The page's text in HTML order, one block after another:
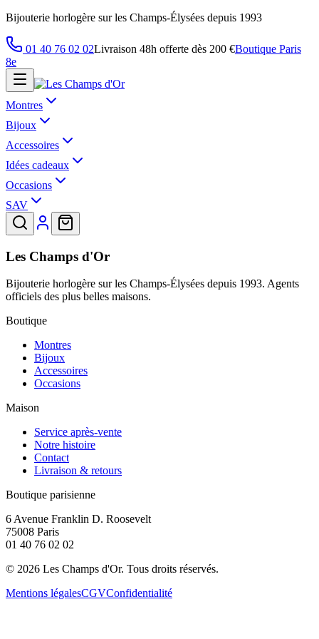
Bijouterie horlogère sur les Champs-Élysées depuis 1993
01 40 76 02 02Livraison 48h offerte dès 200 €Boutique Paris
8e
Montres
Bijoux
Accessoires
Idées cadeaux
Occasions
SAV
Les Champs d'Or
Bijouterie horlogère sur les Champs-Élysées depuis 1993. Agents
officiels des plus belles maisons.
Boutique
Montres
Bijoux
Accessoires
Occasions
Maison
Service après-vente
Notre histoire
Contact
Livraison & retours
Boutique parisienne
6 Avenue Franklin D. Roosevelt
75008 Paris
01 40 76 02 02
© 2026 Les Champs d'Or. Tous droits réservés.
Mentions légalesCGVConfidentialité